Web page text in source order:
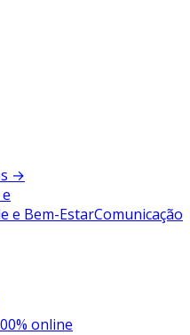
→
e Bem-EstarComunicação
online